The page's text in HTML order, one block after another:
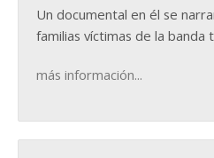
Un documental en él se
familias víctimas de la banda
más información...